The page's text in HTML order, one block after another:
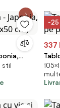
-25
337
plajă